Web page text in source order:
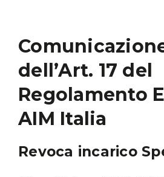
dell’Art. 17 del
Regolamento
AIM Italia
Revoca incarico